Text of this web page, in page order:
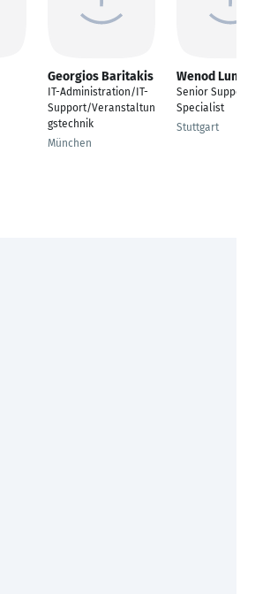
Georgios Baritakis
IT-Administration/IT-
Support/Veranstaltun
gstechnik
München
Wenod Lund
Senior Support
Specialist
Stuttgart